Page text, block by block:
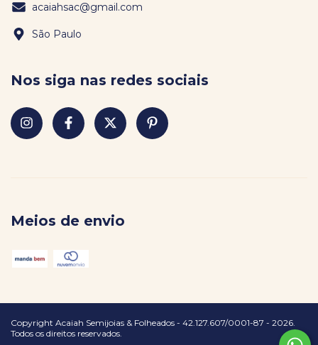
acaiahsac@gmail.com
São Paulo
Nos siga nas redes sociais
Meios de envio
Copyright Acaiah Semijoias & Folheados - 42.127.607/0001-87 - 2026.
Todos os direitos reservados.